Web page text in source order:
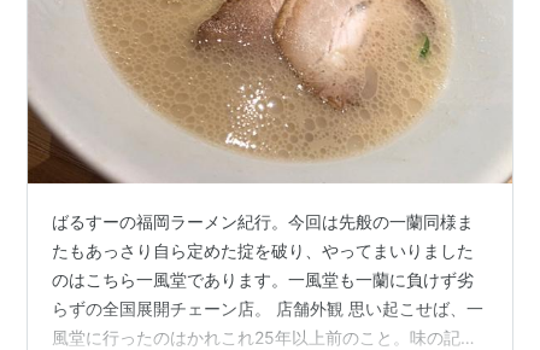
ばるすーの福岡ラーメン紀行。今回は先般の一蘭同様ま
たもあっさり自ら定めた掟を破り、やってまいりました
のはこちら一風堂であります。一風堂も一蘭に負けず劣
らずの全国展開チェーン店。 店舗外観 思い起こせば、一
風堂に行ったのはかれこれ25年以上前のこと。味の記憶